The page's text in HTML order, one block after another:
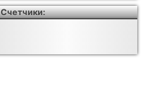
Счетчики: